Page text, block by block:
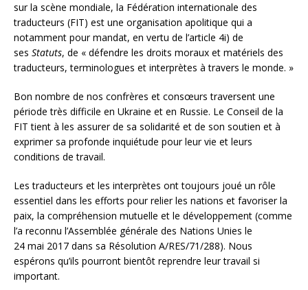
sur la scène mondiale, la Fédération internationale des
traducteurs (FIT) est une organisation apolitique qui a
notamment pour mandat, en vertu de l’article 4i) de
ses Statuts, de « défendre les droits moraux et matériels des
traducteurs, terminologues et interprètes à travers le monde. »
Bon nombre de nos confrères et consœurs traversent une
période très difficile en Ukraine et en Russie. Le Conseil de la
FIT tient à les assurer de sa solidarité et de son soutien et à
exprimer sa profonde inquiétude pour leur vie et leurs
conditions de travail.
Les traducteurs et les interprètes ont toujours joué un rôle
essentiel dans les efforts pour relier les nations et favoriser la
paix, la compréhension mutuelle et le développement (comme
l’a reconnu l’Assemblée générale des Nations Unies le
24 mai 2017 dans sa Résolution A/RES/71/288). Nous
espérons qu’ils pourront bientôt reprendre leur travail si
important.